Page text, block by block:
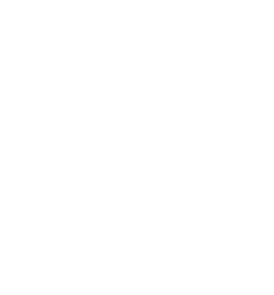
la catégorie : Jouer & Bouger